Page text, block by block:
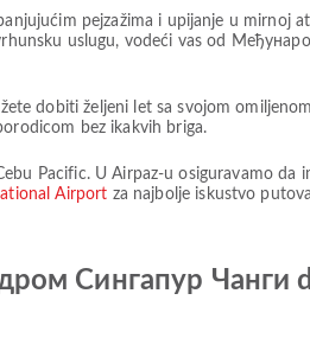
pejzažima i upijanje u mirnoj
uslugu, vodeći vas od
dobiti željeni let sa svojom
bez ikakvih briga.
Pacific. U Airpaz-u osiguravamo da
Airport za najbolje iskustvo
Сингапур Чанги